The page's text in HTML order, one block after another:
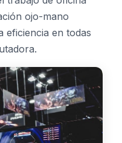
ojo-mano
eficiencia en todas